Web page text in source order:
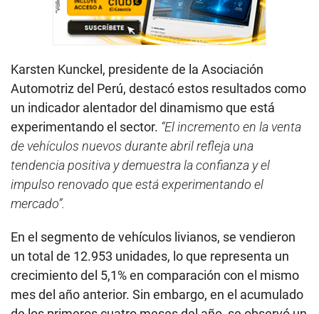
Karsten Kunckel, presidente de la Asociación
Automotriz del Perú, destacó estos resultados como
un indicador alentador del dinamismo que está
experimentando el sector. “El incremento en la venta
de vehículos nuevos durante abril refleja una
tendencia positiva y demuestra la confianza y el
impulso renovado que está experimentando el
mercado”.
En el segmento de vehículos livianos, se vendieron
un total de 12.953 unidades, lo que representa un
crecimiento del 5,1% en comparación con el mismo
mes del año anterior. Sin embargo, en el acumulado